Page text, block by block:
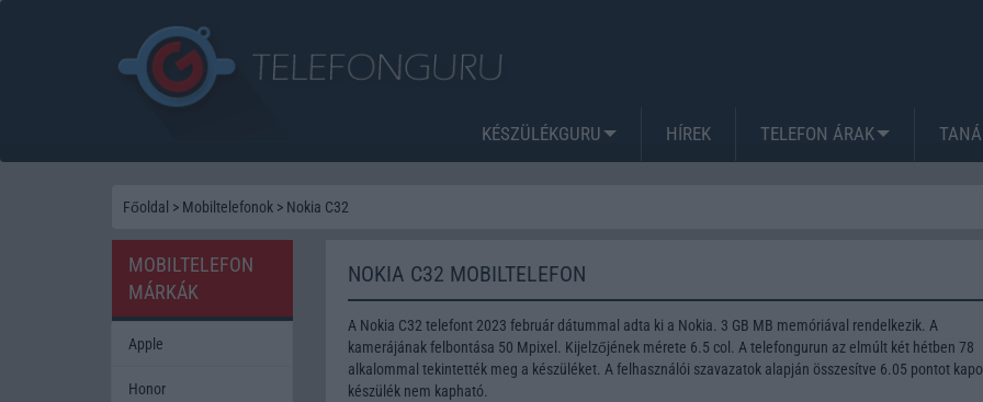
KÉSZÜLÉKGURU HÍREK TELEFON ÁRAK
Főoldal > Mobiltelefonok > Nokia C32
NOKIA C32 MOBILTELEFON
A Nokia C32 telefont 2023 február dátummal adta ki a Nokia. 3 GB MB memóriával rendelkezik. A
kamerájának felbontása 50 Mpixel. Kijelzőjének mérete 6.5 col. A telefongurun az elmúlt két hétben 78
alkalommal tekintették meg a készüléket. A felhasználói szavazatok alapján összesítve 6.05 pontot
készülék nem kapható.
MOBILTELEFON
MÁRKÁK
Apple
Honor